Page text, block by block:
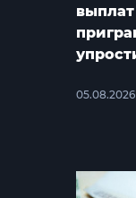
05.08.2026